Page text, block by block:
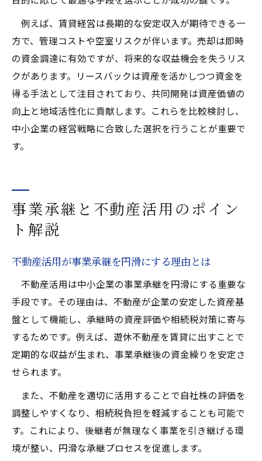
例えば、賃貸経営は長期的な安定収入が期待できる一
方で、管理コストや空室リスクが伴います。売却は即時
の資金調達に有効ですが、将来的な収益機会を失うリス
クがあります。リースバックは資産を活かしつつ資金を
得る手法として注目されており、共同開発は資産価値の
向上と地域活性化に貢献します。これらを比較検討し、
中小企業の経営戦略に合致した選択を行うことが重要で
す。
事業承継と不動産活用のポイン
ト解説
不動産活用が事業承継を円滑にする理由とは
不動産活用は中小企業の事業承継を円滑にする重要な
手段です。その理由は、不動産が企業の安定した資産基
盤として機能し、承継時の資産評価や相続税対策に寄与
するためです。例えば、遊休不動産を賃貸に出すことで
定期的な収益が生まれ、事業承継後の資金繰りを安定さ
せられます。
また、不動産を適切に活用することで自社株の評価を
調整しやすくなり、相続税負担を軽減することも可能で
す。これにより、後継者が無理なく事業を引き継げる環
境が整い、円滑な承継プロセスを促進します。